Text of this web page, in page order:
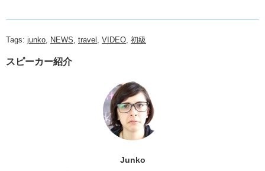
Tags: junko, NEWS, travel , VIDEO, 初級
スピーカー紹介
Junko